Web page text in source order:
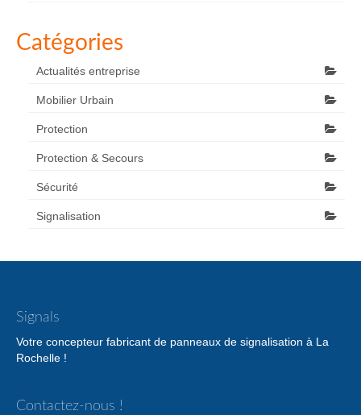
Catégories
Actualités entreprise
Mobilier Urbain
Protection
Protection & Secours
Sécurité
Signalisation
Signals
Votre concepteur fabricant de panneaux de signalisation à La
Rochelle !
Contactez-nous !